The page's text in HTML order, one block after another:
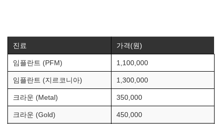
진료 가격(원)
임플란트 (PFM) 1,100,000
임플란트 (지르코니아) 1,300,000
크라운 (Metal) 350,000
크라운 (Gold) 450,000